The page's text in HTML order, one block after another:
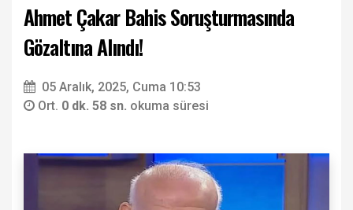
Ahmet Çakar Bahis Soruşturmasında
Gözaltına Alındı!
05 Aralık, 2025, Cuma 10:53
Ort. 0 dk. 58 sn. okuma süresi